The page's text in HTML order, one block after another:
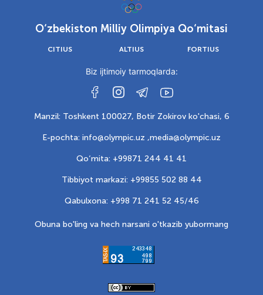
O‘zbekiston Milliy Olimpiya Qo‘mitasi
CITIUS ALTIUS FORTIUS
Biz ijtimoiy tarmoqlarda:
Manzil: Toshkent 100027, Botir Zokirov ko'chasi, 6
E-pochta: info@olympic.uz ,media@olympic.uz
Qo‘mita: +99871 244 41 41
Tibbiyot markazi: +99855 502 88 44
Qabulxona: +998 71 241 52 45/46
Obuna bo'ling va hech narsani o'tkazib yubormang